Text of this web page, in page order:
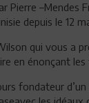
Pierre
depuis le 12
qui vous a
en énonçant
fondateur